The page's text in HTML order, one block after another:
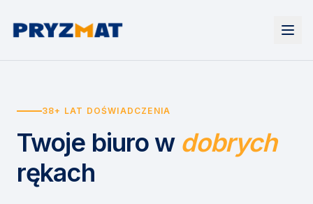
Urządzenia
Drukarki i urządzenia wielofunkcyjne
Etykiety i identyfikacja
Skanery i obieg dokumentów
Monitory interaktywne
Niszczarki dokumentów
Wynajem drukarek
Wynajem urządzeń biurowych
Asystent druku
EZD RP
Misja szkoła
Serwis
38+ LAT DOŚWIADCZENIA
Twoje biuro w dobrych
rękach